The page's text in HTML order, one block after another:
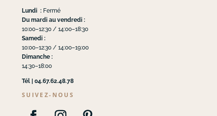
Lundi :Fermé
Du mardi au vendredi :
10:00–12:30 / 14:00–18:30
Samedi :
10:00–12:30 / 14:00–19:00
Dimanche :
14:30–18:00
Tél | 04.67.62.48.78
SUIVEZ-NOUS